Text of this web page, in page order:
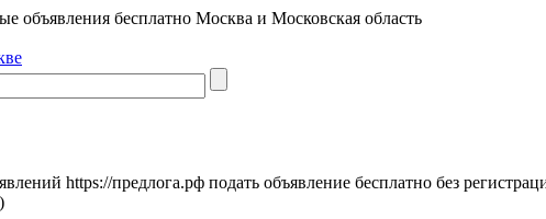
объявления бесплатно Москва и Московская область
https://предлога.рф подать объявление бесплатно без